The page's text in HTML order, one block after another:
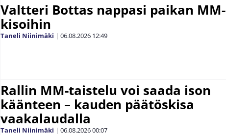
Valtteri Bottas nappasi paikan MM-
kisoihin
Taneli Niinimäki | 06.08.2026 12:49
Rallin MM-taistelu voi saada ison
käänteen – kauden päätöskisa
vaakalaudalla
Taneli Niinimäki | 06.08.202600:07